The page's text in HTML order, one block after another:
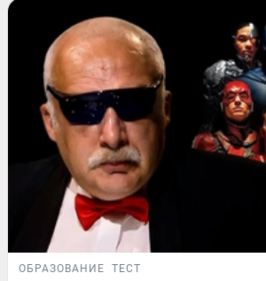
ОБРАЗОВАНИЕ ТЕСТ